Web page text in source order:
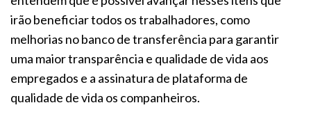
irão beneficiar todos os trabalhadores, como
melhorias no banco de transferência para garantir
uma maior transparência e qualidade de vida aos
empregados e a assinatura de plataforma de
qualidade de vida os companheiros.